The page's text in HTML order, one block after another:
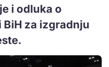
i odluka o
za izgradnju